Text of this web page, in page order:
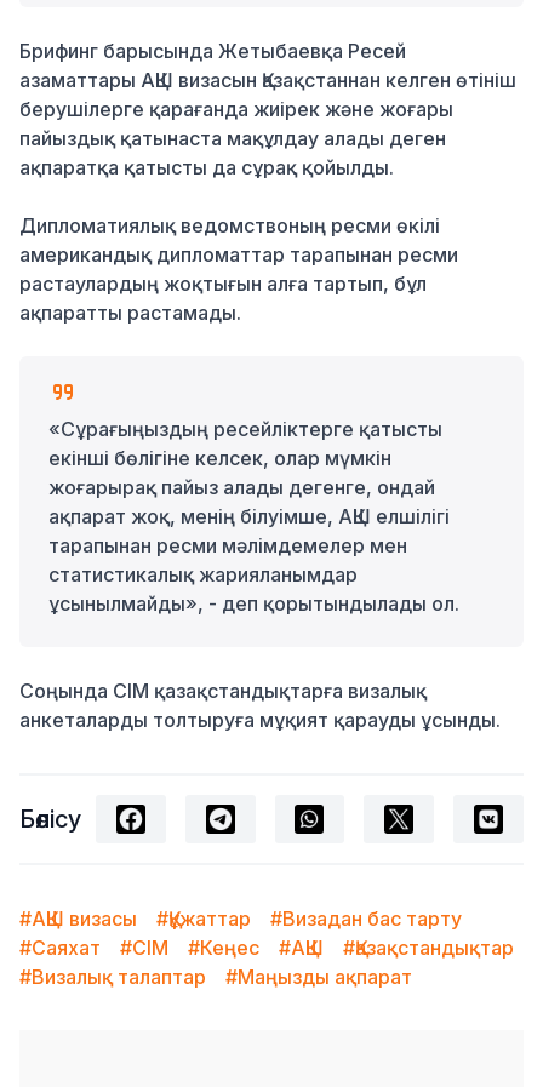
Брифинг барысында Жетыбаевқа Ресей
азаматтары АҚШ визасын Қазақстаннан келген өтініш
берушілерге қарағанда жиірек және жоғары
пайыздық қатынаста мақұлдау алады деген
ақпаратқа қатысты да сұрақ қойылды.
Дипломатиялық ведомствоның ресми өкілі
американдық дипломаттар тарапынан ресми
растаулардың жоқтығын алға тартып, бұл
ақпаратты растамады.
«Сұрағыңыздың ресейліктерге қатысты
екінші бөлігіне келсек, олар мүмкін
жоғарырақ пайыз алады дегенге, ондай
ақпарат жоқ, менің білуімше, АҚШ елшілігі
тарапынан ресми мәлімдемелер мен
статистикалық жарияланымдар
ұсынылмайды», - деп қорытындылады ол.
Соңында СІМ қазақстандықтарға визалық
анкеталарды толтыруға мұқият қарауды ұсынды.
Бөлісу
#АҚШ визасы #Құжаттар
#Визадан бас тарту
#Саяхат
#СІМ #Кеңес #АҚШ
#Қазақстандықтар
#Визалық талаптар
#Маңызды ақпарат